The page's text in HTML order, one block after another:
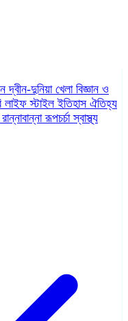
দ্বীন-দুনিয়া খেলা বিজ্ঞান ও
লাইফ স্টাইলইতিহাস ঐতিহ্য
রান্নাবান্নারূপচর্চাস্বাস্থ্য